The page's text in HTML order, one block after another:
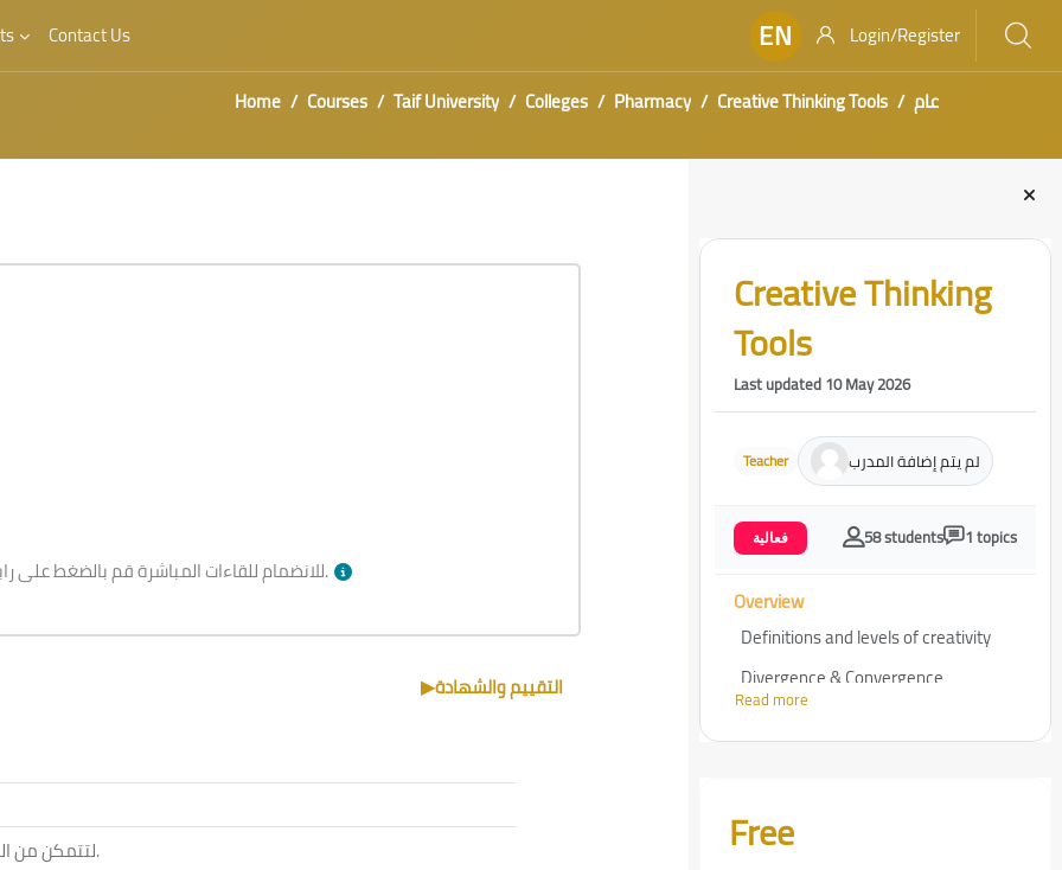
Contact Us EN
Login/Register
Home
Courses Taif University Colleges Pharmacy Creative Thinking Tools عام
Blocks
Skip [Cocoon] Course Intro
Creative Thinking
Tools
Last updated 10 May 2026
Teacher لم يتم إضافة المدرب
فعالية 58 students 1 topics
Overview
Definitions and levels of creativity
Divergence & Convergence
Read more
Free
للانضمام للقاءات المباشرة قم بالضغط علىبالأسفل وقت الجلسة.
▶︎التقييم والشهادة
لتتمكن من.